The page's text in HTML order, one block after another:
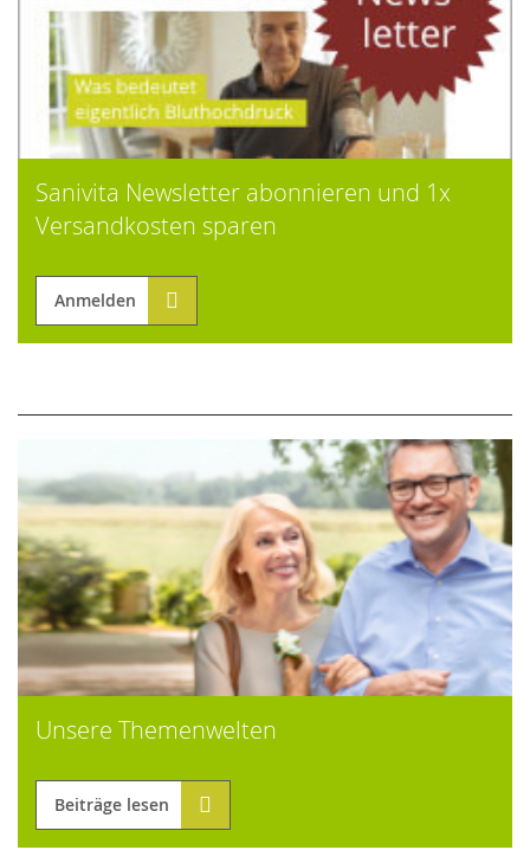
Sanivita Newsletter abonnieren und 1x
Versandkosten sparen
Anmelden
Unsere Themenwelten
Beiträge lesen